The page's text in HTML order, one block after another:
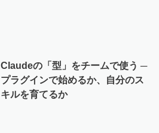
Claudeの「型」をチームで使う ─
プラグインで始めるか、自分のス
キルを育てるか